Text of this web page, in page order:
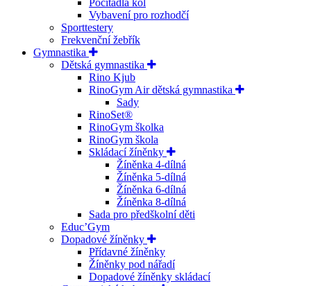
Počítadla kol
Vybavení pro rozhodčí
Sporttestery
Frekvenční žebřík
Gymnastika
Dětská gymnastika
Rino Kjub
RinoGym Air dětská gymnastika
Sady
RinoSet®
RinoGym školka
RinoGym škola
Skládací žíněnky
Žíněnka 4-dílná
Žíněnka 5-dílná
Žíněnka 6-dílná
Žíněnka 8-dílná
Sada pro předškolní děti
Educ’Gym
Dopadové žíněnky
Přídavné žíněnky
Žíněnky pod nářadí
Dopadové žíněnky skládací